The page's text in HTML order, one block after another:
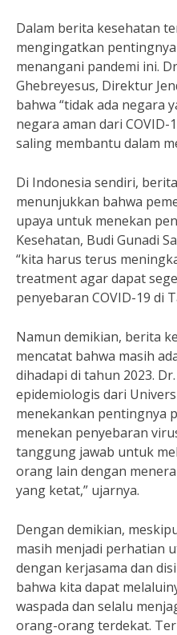
Dalam berita kesehatan
mengingatkan
menangani pandemi ini.
Ghebreyesus, Direktur
bahwa “tidak ada negara
negara aman dari
saling membantu dalam
Di Indonesia sendiri,
menunjukkan bahwa
upaya untuk menekan
Kesehatan, Budi Gunadi
“kita harus terus
treatment agar dapat
penyebaran COVID-19 di
Namun demikian, berita
mencatat bahwa masih
dihadapi di tahun 2023.
epidemiologis dari
menekankan pentingnya
menekan penyebaran
tanggung jawab untuk
orang lain dengan
yang ketat,” ujarnya.
Dengan demikian,
masih menjadi perhatian
dengan kerjasama dan
bahwa kita dapat
waspada dan selalu
orang-orang terdekat.